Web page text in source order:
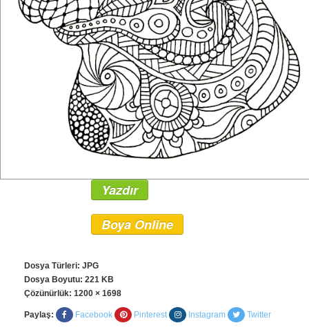
Yazdır
Boya Online
Dosya Türleri: JPG
Dosya Boyutu: 221 KB
Çözünürlük: 1200 × 1698
Paylaş: Facebook Pinterest Instagram Twitter